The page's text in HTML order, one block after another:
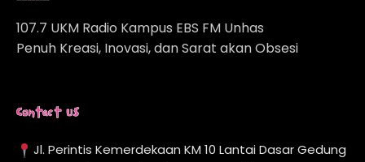
107.7 UKM Radio Kampus EBS FM Unhas
Penuh Kreasi, Inovasi, dan Sarat akan Obsesi
Contact Us
Jl. Perintis Kemerdekaan KM 10 Lantai Dasar Gedung